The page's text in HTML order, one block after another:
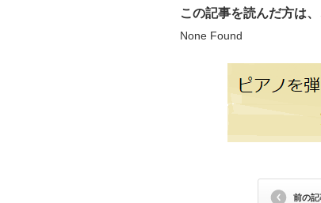
この記事を読んだ方は
None Found
前の記